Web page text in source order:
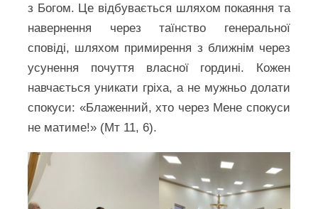
з Богом. Це відбувається шляхом покаяння та
навернення через таїнство генеральної
сповіді, шляхом примирення з ближнім через
усунення почуття власної гордині. Кожен
навчається уникати гріха, а не мужньо долати
спокуси: «Блаженний, хто через Мене спокуси
не матиме!» (Мт 11, 6).